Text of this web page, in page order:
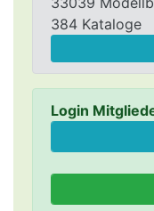
384 Kataloge
Login